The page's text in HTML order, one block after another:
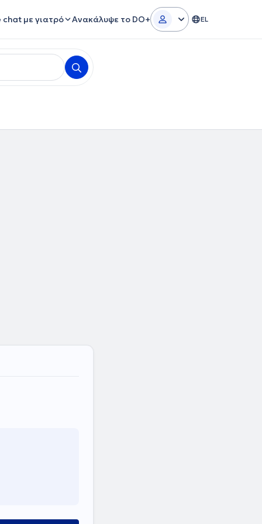
chat με γιατρό Ανακάλυψε το DO+ EL